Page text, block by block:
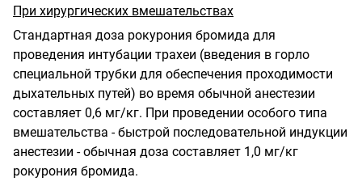
При хирургических вмешательствах
Стандартная доза рокурония бромида для
проведения интубации трахеи (введения в горло
специальной трубки для обеспечения проходимости
дыхательных путей) во время обычной анестезии
составляет 0,6 мг/кг. При проведении особого типа
вмешательства - быстрой последовательной индукции
анестезии - обычная доза составляет 1,0 мг/кг
рокурония бромида.